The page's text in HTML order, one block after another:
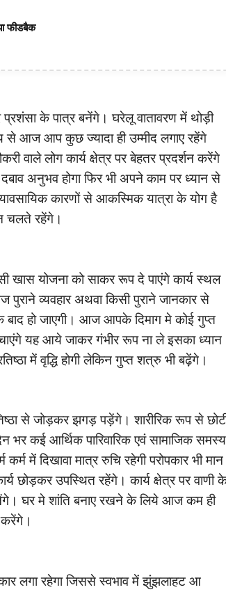
फीडबैक
के पात्र बनेंगे। घरेलू वातावरण में थोड़ी
से आज आप कुछ ज्यादा ही उम्मीद लगाए रहेंगे
लोग कार्य क्षेत्र पर बेहतर प्रदर्शन करेंगे
अनुभव होगा फिर भी अपने काम पर ध्यान से
कारणों से आकस्मिक यात्रा के योग है
चलते रहेंगे।
खास योजना को साकर रूप दे पाएंगे कार्य स्थल
व्यवहार अथवा किसी पुराने जानकार से
हो जाएगी। आज आपके दिमाग मे कोई गुप्त
यह आये जाकर गंभीर रूप ना ले इसका ध्यान
में वृद्धि होगी लेकिन गुप्त शत्रु भी बढ़ेंगे।
से जोड़कर झगड़ पड़ेंगे। शारीरिक रूप से
भर कई आर्थिक पारिवारिक एवं सामाजिक
में दिखावा मात्र रुचि रहेगी परोपकार भी मान
छोड़कर उपस्थित रहेंगे। कार्य क्षेत्र पर वाणी
घर मे शांति बनाए रखने के लिये आज कम ही
लगा रहेगा जिससे स्वभाव में झुंझलाहट आ